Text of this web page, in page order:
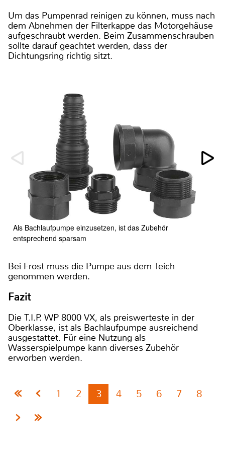
Um das Pumpenrad reinigen zu können, muss nach
dem Abnehmen der Filterkappe das Motorgehäuse
aufgeschraubt werden. Beim Zusammenschrauben
sollte darauf geachtet werden, dass der
Dichtungsring richtig sitzt.
Als Bachlaufpumpe einzusetzen, ist das Zubehör
entsprechend sparsam
Bei Frost muss die Pumpe aus dem Teich
genommen werden.
Fazit
Die T.I.P. WP 8000 VX, als preiswerteste in der
Oberklasse, ist als Bachlaufpumpe ausreichend
ausgestattet. Für eine Nutzung als
Wasserspielpumpe kann diverses Zubehör
erworben werden.
1 2 3 4 5 6 7 8